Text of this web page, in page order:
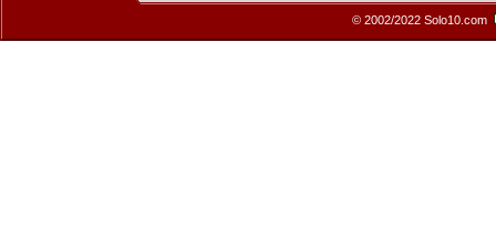
© 2002/2022 Solo10.com